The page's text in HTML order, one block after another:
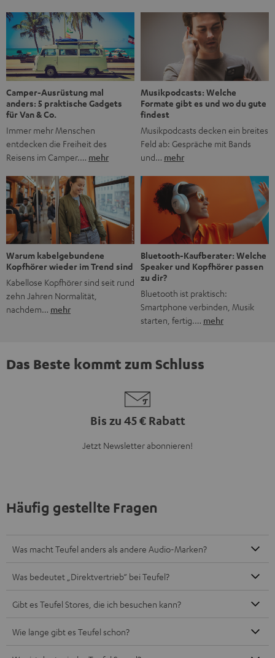
1956 begleitet das Magazin Jugendliche durch Rock und
Pop, kleine Schwärmereien und große Fragen. Zum 70.
Jubiläum werfen wir einen Blick zurück. Vom Filmheft zur
Jugendmarke: Wie die BRAVO ihren Ton fand Als die […]
Camper-Ausrüstung mal
anders: 5 praktische Gadgets
für Van & Co.
Immer mehr Menschen
entdecken die Freiheit des
Reisens im Camper.… mehr
Musikpodcasts: Welche
Formate gibt es und wo du gute
findest
Musikpodcasts decken ein breites
Feld ab: Gespräche mit Bands
und… mehr
Warum kabelgebundene
Kopfhörer wieder im Trend sind
Kabellose Kopfhörer sind seit rund
zehn Jahren Normalität,
nachdem… mehr
Bluetooth-Kaufberater: Welche
Speaker und Kopfhörer passen
zu dir?
Bluetooth ist praktisch:
Smartphone verbinden, Musik
starten, fertig.… mehr
Das Beste kommt zum Schluss
Bis zu 45 € Rabatt
Jetzt Newsletter abonnieren!
Häufig gestellte Fragen
Was macht Teufel anders als andere Audio-Marken?
Was bedeutet „Direktvertrieb“ bei Teufel?
Gibt es Teufel Stores, die ich besuchen kann?
Wie lange gibt es Teufel schon?